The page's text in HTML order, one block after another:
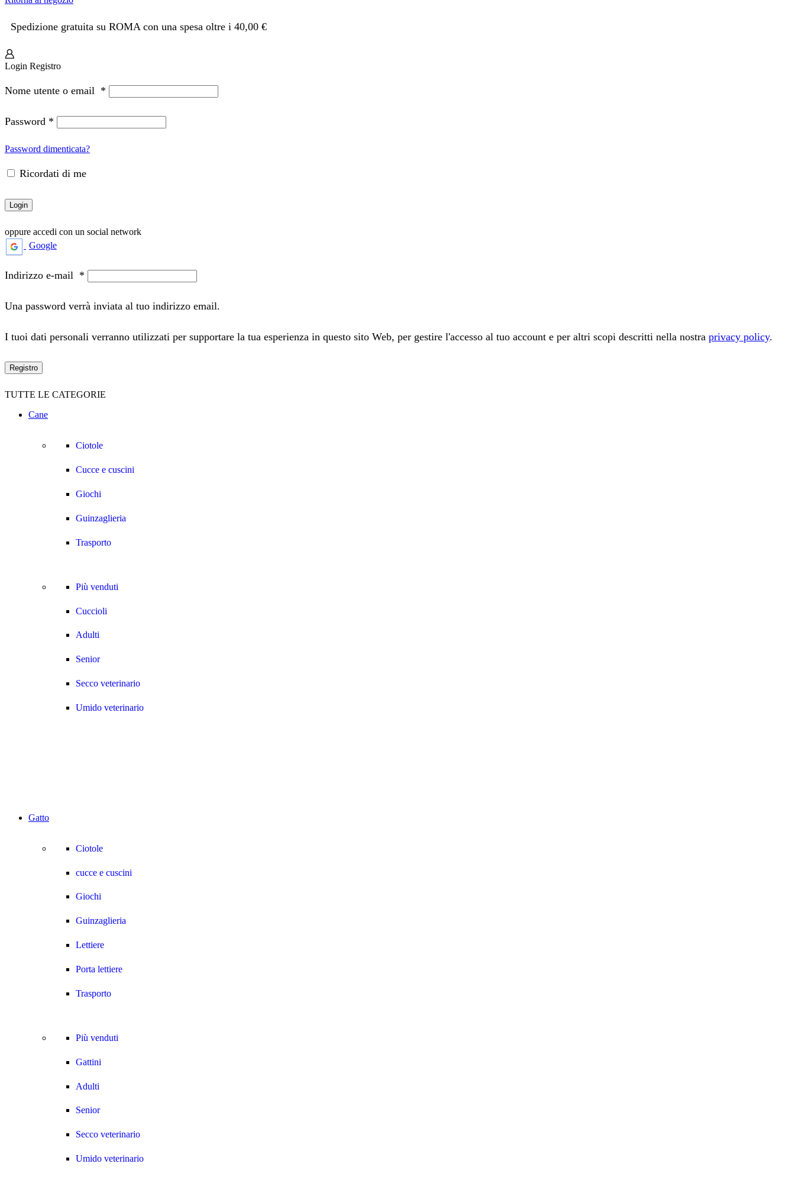
Spedizione gratuita su ROMA con una spesa oltre i 40,00 €
Login Registro
Nome utente o email *
Password *
Password dimenticata?
Ricordati di me
Login
oppure accedi con un social network
Google
Indirizzo e-mail *
Una password verrà inviata al tuo indirizzo email.
I tuoi dati personali verranno utilizzati per supportare la tua esperienza in questo sito Web, per gestire l'accesso al tuo account e per altri scopi descritti nella nostra privacy policy.
Registro
TUTTE LE CATEGORIE
Cane
Ciotole
Cucce e cuscini
Giochi
Guinzaglieria
Trasporto
Più venduti
Cuccioli
Adulti
Senior
Secco veterinario
Umido veterinario
Gatto
Ciotole
cucce e cuscini
Giochi
Guinzaglieria
Lettiere
Porta lettiere
Trasporto
Più venduti
Gattini
Adulti
Senior
Secco veterinario
Umido veterinario